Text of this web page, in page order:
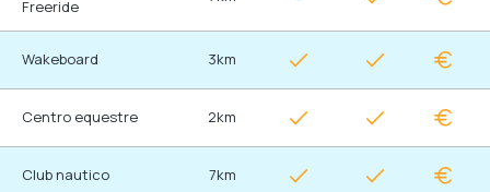
Freeride
Wakeboard 3km
Centro equestre 2km
Club nautico 7km